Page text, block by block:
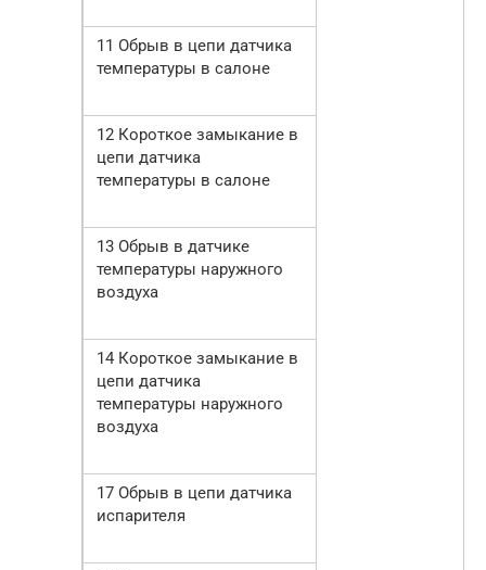
11 Обрыв в цепи датчика
температуры в салоне
12 Короткое замыкание в
цепи датчика
температуры в салоне
13 Обрыв в датчике
температуры наружного
воздуха
14 Короткое замыкание в
цепи датчика
температуры наружного
воздуха
17 Обрыв в цепи датчика
испарителя